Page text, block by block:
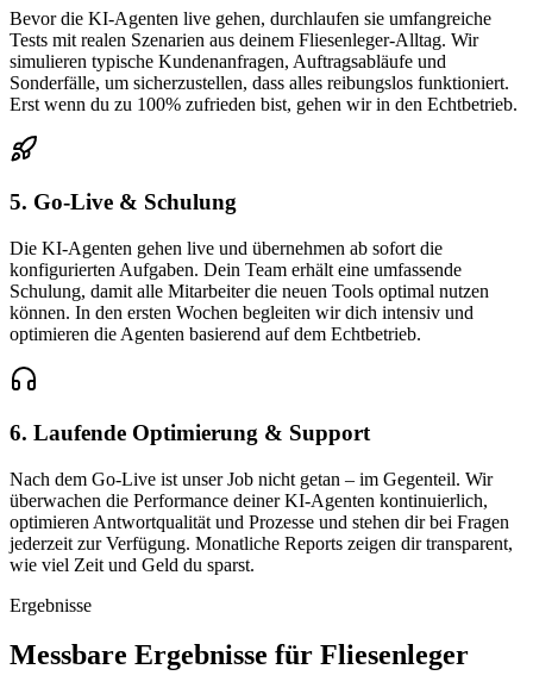
Bevor die KI-Agenten live gehen, durchlaufen sie umfangreiche
Tests mit realen Szenarien aus deinem Fliesenleger-Alltag. Wir
simulieren typische Kundenanfragen, Auftragsabläufe und
Sonderfälle, um sicherzustellen, dass alles reibungslos funktioniert.
Erst wenn du zu 100% zufrieden bist, gehen wir in den Echtbetrieb.
5. Go-Live & Schulung
Die KI-Agenten gehen live und übernehmen ab sofort die
konfigurierten Aufgaben. Dein Team erhält eine umfassende
Schulung, damit alle Mitarbeiter die neuen Tools optimal nutzen
können. In den ersten Wochen begleiten wir dich intensiv und
optimieren die Agenten basierend auf dem Echtbetrieb.
6. Laufende Optimierung & Support
Nach dem Go-Live ist unser Job nicht getan – im Gegenteil. Wir
überwachen die Performance deiner KI-Agenten kontinuierlich,
optimieren Antwortqualität und Prozesse und stehen dir bei Fragen
jederzeit zur Verfügung. Monatliche Reports zeigen dir transparent,
wie viel Zeit und Geld du sparst.
Ergebnisse
Messbare Ergebnisse für Fliesenleger